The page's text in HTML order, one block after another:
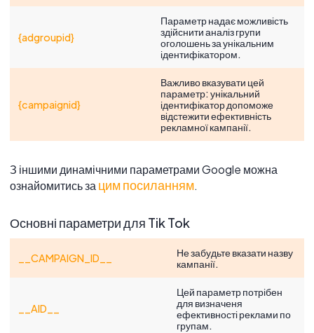
{adgroupid}
Параметр надає можливість
здійснити аналіз групи
оголошень за унікальним
ідентифікатором.
{campaignid}
Важливо вказувати цей
параметр: унікальний
ідентифікатор допоможе
відстежити ефективність
рекламної кампанії.
З іншими динамічними параметрами Google можна
ознайомитись зацим посиланням.
Основні параметри для Tik Tok
__CAMPAIGN_ID__
Не забудьте вказати назву
кампанії.
__AID__
Цей параметр потрібен
для визначеня
ефективності реклами по
групам.